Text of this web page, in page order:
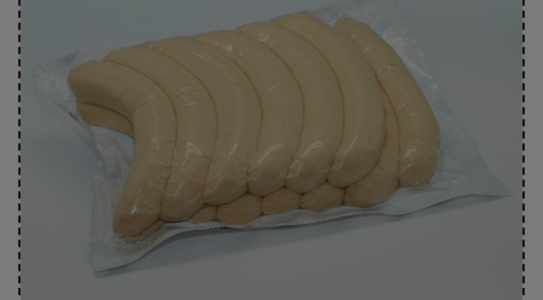
EMPLEO
CONTACTO
LLAMAR